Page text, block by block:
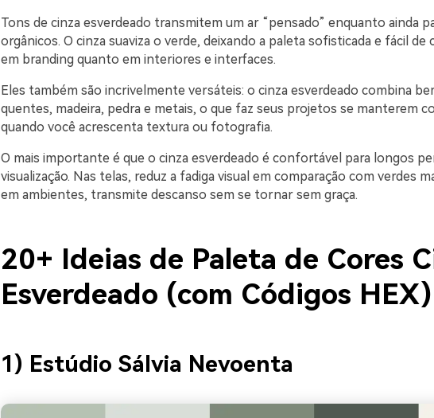
Tons de cinza esverdeado transmitem um ar “pensado” enquanto ainda
orgânicos. O cinza suaviza o verde, deixando a paleta sofisticada e fácil
em branding quanto em interiores e interfaces.
Eles também são incrivelmente versáteis: o cinza esverdeado combina
quentes, madeira, pedra e metais, o que faz seus projetos se manterem
quando você acrescenta textura ou fotografia.
O mais importante é que o cinza esverdeado é confortável para longos
visualização. Nas telas, reduz a fadiga visual em comparação com verdes
em ambientes, transmite descanso sem se tornar sem graça.
20+ Ideias de Paleta de Cores
Esverdeado (com Códigos HEX)
1) Estúdio Sálvia Nevoenta